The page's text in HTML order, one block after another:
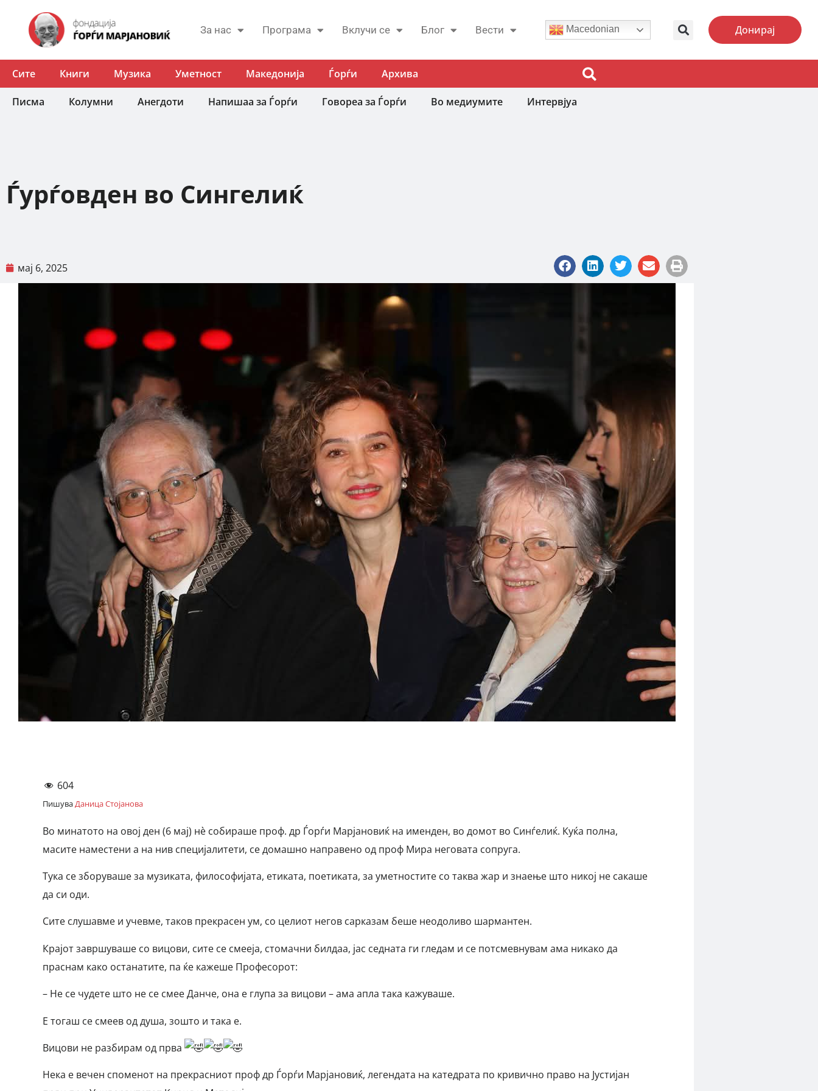
За нас Програма Вклучи се Блог Вести Macedonian Донирај
Сите Книги Музика Уметност Македонија Ѓорѓи Архива
Писма Колумни Анегдоти Напишаа за Ѓорѓи Говореа за Ѓорѓи Во медиумите Интервјуа
Ѓурѓовден во Сингелиќ
мај 6, 2025
604
ПишуваДаница Стојанова
Во минатото на овој ден (6 мај) нè собираше проф. др Ѓорѓи Марјановиќ на именден, во домот во Синѓелиќ. Куќа полна,
масите наместени а на нив специјалитети, се домашно направено од проф Мира неговата сопруга.
Тука се зборуваше за музиката, философијата, етиката, поетиката, за уметностите со таква жар и знаење што никој не сакаше
да си оди.
Сите слушавме и учевме, таков прекрасен ум, со целиот негов сарказам беше неодоливо шармантен.
Крајот завршуваше со вицови, сите се смееја, стомачни билдаа, јас седната ги гледам и се потсмевнувам ама никако да
праснам како останатите, па ќе кажеше Професорот:
– Не се чудете што не се смее Данче, она е глупа за вицови – ама апла така кажуваше.
Е тогаш се смеев од душа, зошто и така е.
Вицови не разбирам од прва
Нека е вечен споменот на прекрасниот проф др Ѓорѓи Марјановиќ, легендата на катедрата по кривично право на Јустијан